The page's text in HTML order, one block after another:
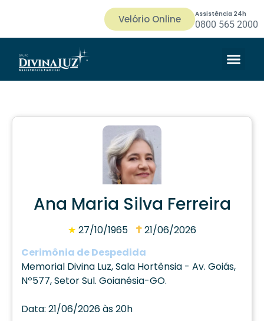
Velório Online Assistência 24h
0800 565 2000
Ana Maria Silva Ferreira
★ 27/10/1965
21/06/2026
Cerimônia de Despedida
Memorial Divina Luz, Sala Hortênsia - Av. Goiás,
Nº577, Setor Sul. Goianésia-GO.
Data: 21/06/2026 às 20h